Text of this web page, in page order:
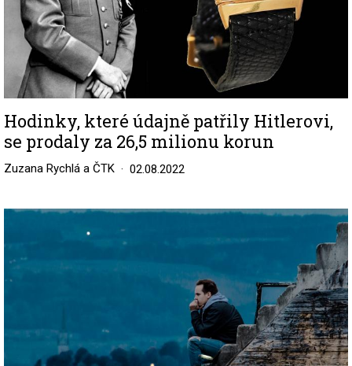
Hodinky, které údajně patřily Hitlerovi,
se prodaly za 26,5 milionu korun
Zuzana Rychlá a ČTK 02.08.2022
Image